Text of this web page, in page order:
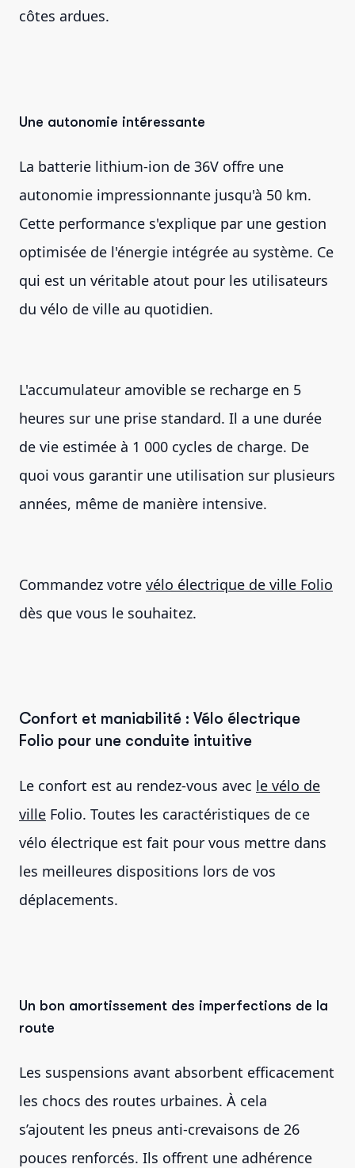
côtes ardues.
Une autonomie intéressante
La batterie lithium-ion de 36V offre une
autonomie impressionnante jusqu'à 50 km.
Cette performance s'explique par une gestion
optimisée de l'énergie intégrée au système. Ce
qui est un véritable atout pour les utilisateurs
du vélo de ville au quotidien.
L'accumulateur amovible se recharge en 5
heures sur une prise standard. Il a une durée
de vie estimée à 1 000 cycles de charge. De
quoi vous garantir une utilisation sur plusieurs
années, même de manière intensive.
Commandez votre vélo électrique de ville Folio
dès que vous le souhaitez.
Confort et maniabilité : Vélo électrique
Folio pour une conduite intuitive
Le confort est au rendez-vous avec le vélo de
ville Folio. Toutes les caractéristiques de ce
vélo électrique est fait pour vous mettre dans
les meilleures dispositions lors de vos
déplacements.
Un bon amortissement des imperfections de la
route
Les suspensions avant absorbent efficacement
les chocs des routes urbaines. À cela
s’ajoutent les pneus anti-crevaisons de 26
pouces renforcés. Ils offrent une adhérence